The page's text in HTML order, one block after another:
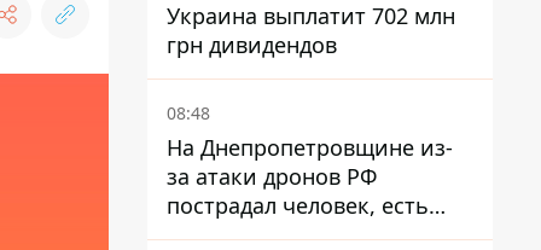
Украина выплатит 702 млн
грн дивидендов
08:48
На Днепропетровщине из-
за атаки дронов РФ
пострадал человек, есть
пожары и повреждения